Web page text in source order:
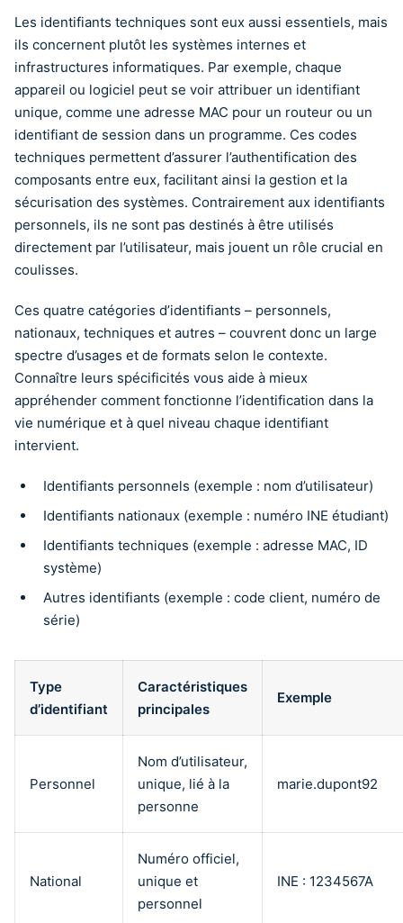
Les identifiants techniques sont eux aussi essentiels, mais
ils concernent plutôt les systèmes internes et
infrastructures informatiques. Par exemple, chaque
appareil ou logiciel peut se voir attribuer un identifiant
unique, comme une adresse MAC pour un routeur ou un
identifiant de session dans un programme. Ces codes
techniques permettent d’assurer l’authentification des
composants entre eux, facilitant ainsi la gestion et la
sécurisation des systèmes. Contrairement aux identifiants
personnels, ils ne sont pas destinés à être utilisés
directement par l’utilisateur, mais jouent un rôle crucial en
coulisses.
Ces quatre catégories d’identifiants – personnels,
nationaux, techniques et autres – couvrent donc un large
spectre d’usages et de formats selon le contexte.
Connaître leurs spécificités vous aide à mieux
appréhender comment fonctionne l’identification dans la
vie numérique et à quel niveau chaque identifiant
intervient.
Identifiants personnels (exemple : nom d’utilisateur)
Identifiants nationaux (exemple : numéro INE étudiant)
Identifiants techniques (exemple : adresse MAC, ID
système)
Autres identifiants (exemple : code client, numéro de
série)
Type
d’identifiant
Caractéristiques
principales
Exemple
Personnel
Nom d’utilisateur,
unique, lié à la
personne
marie.dupont92
National
Numéro officiel,
unique et
personnel
INE : 1234567A